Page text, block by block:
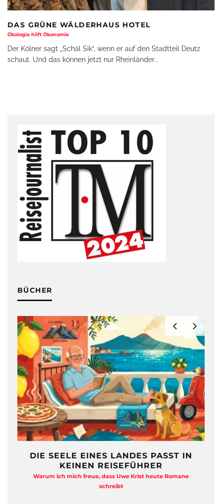
DAS GRÜNE WÄLDERHAUS HOTEL
Ökologie hilft Ökonomie
Der Kölner sagt „Schäl Sik“, wenn er auf den Stadtteil Deutz
schaut. Und das können jetzt nur Rheinländer...
BÜCHER
DIE SEELE EINES LANDES PASST IN
KEINEN REISEFÜHRER
Warum ich mich freue, dass Uwe Krist heute Romane
schreibt